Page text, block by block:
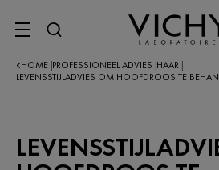
SITE MENU
HOME PROFESSIONEEL ADVIES HAAR
LEVENSSTIJLADVIES OM HOOFDROOS TE